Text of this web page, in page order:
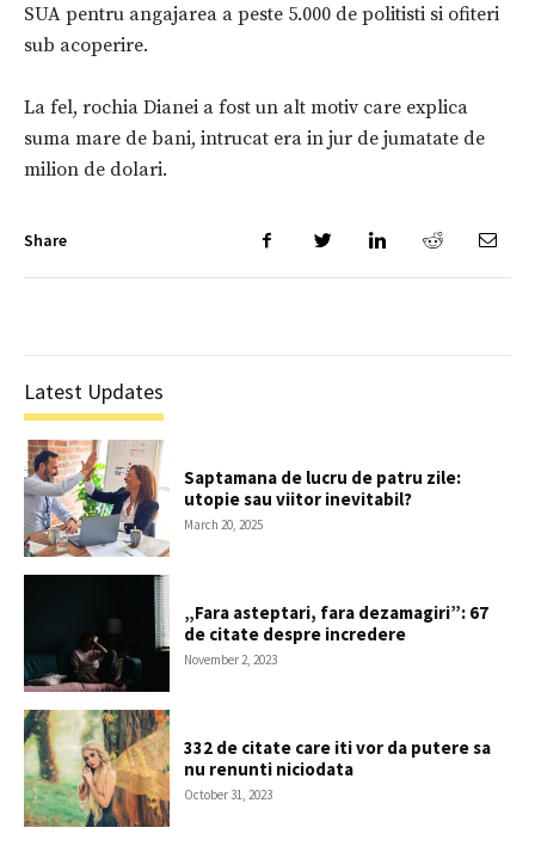
SUA pentru angajarea a peste 5.000 de politisti si ofiteri
sub acoperire.
La fel, rochia Dianei a fost un alt motiv care explica
suma mare de bani, intrucat era in jur de jumatate de
milion de dolari.
Share
Latest Updates
Saptamana de lucru de patru zile:
utopie sau viitor inevitabil?
March 20, 2025
„Fara asteptari, fara dezamagiri”: 67
de citate despre incredere
November 2, 2023
332 de citate care iti vor da putere sa
nu renunti niciodata
October 31, 2023